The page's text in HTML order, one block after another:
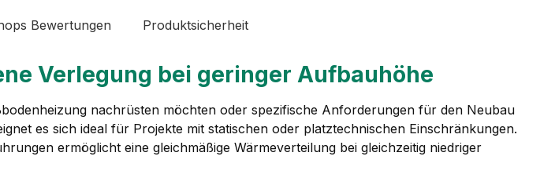
Bewertungen Produktsicherheit
Verlegung bei geringer Aufbauhöhe
nachrüsten möchten oder spezifische Anforderungen für den Neubau
es sich ideal für Projekte mit statischen oder platztechnischen Einschränkungen.
ermöglicht eine gleichmäßige Wärmeverteilung bei gleichzeitig niedriger